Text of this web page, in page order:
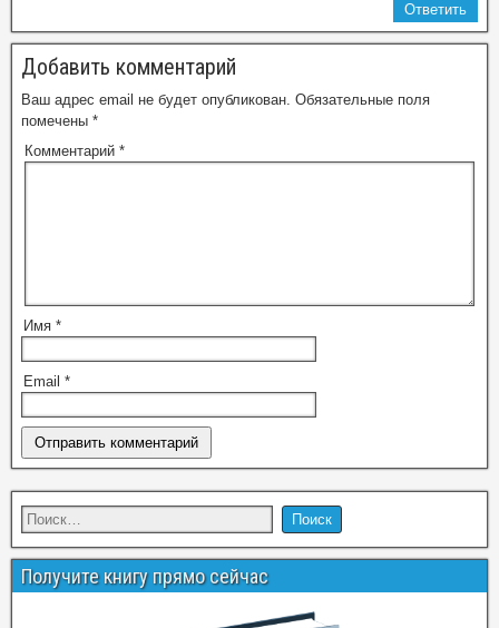
Ответить
Добавить комментарий
Ваш адрес email не будет опубликован. Обязательные поля
помечены *
Комментарий *
Имя *
Email *
Получите книгу прямо сейчас